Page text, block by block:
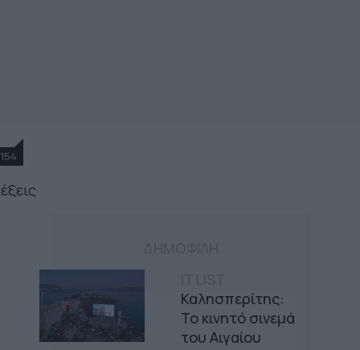
154
Καλησπερίτης:
Το κινητό σινεμά
του Αιγαίου